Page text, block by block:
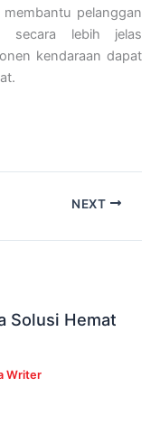
pelanggan
secara lebih jelas
kendaraan dapat
NEXT
Solusi Hemat
Writer